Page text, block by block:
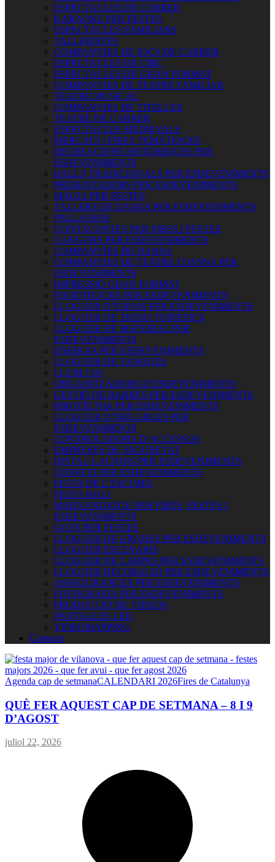
ESPECTACLES DE CARRER
KARAOKE PER FESTES
ESPECTACLES FAMILIARS
TALLERISTES
COMPANYIES DE JOCS DE CARRER
ESPECTACLES DE CIRC
ESPECTACLES DE GRAN FORMAT
COMPANYIES DE TEATRE FAMILIAR
TEATRE MUSICAL
COMPANYIES DE TITELLES
TEATRE DE CARRER
ESPECTACLES MEDIEVALS
MERCATS I FIRES TEMÀTIQUES
RECREACIONS HISTÒRIQUES PER
ESDEVENIMENTS
BALLS TRADICIONALS PER ESDEVENIMENTS
PRESENTADORS PER ESDEVENIMENTS
MÀGIA PER FESTES
TALLERS DE DANSA PER ESDEVENIMENTS
PALLASSOS
CONTACONTES PER FIRES I FESTES
CANGURS PER ESDEVENIMENTS
COMPANYIES DE DANSA
COMPANYIES DE TEATRE I DANSA PER
ESDEVENIMENTS
IMPRESSIÓ GRAN FORMAT
FOODTRUCKS PER ESDEVENIMENTS
LLOGUER D’ESPAIS PER ESDEVENIMENTS
LLOGUER DE TRENS TURÍSTICS
LLOGUER DE MATERIAL PER
ESDEVENIMENTS
ENERGIA PER ESDEVENIMENTS
LLOGUER DE TANQUES
LLUM I SO
ORGANITZADORS D’ESDEVENIMENTS
GESTIÓ DE BARRES PER ESDEVENIMENTS
PIROTÈCNIA PER ESDEVENIMENTS
LLOGUER D’INFLABLES PER
ESDEVENIMENTS
CONTROLADORS D’ACCESSOS
EMPRESES DE SEGURETAT
INSTAL·LACIONS PER ESDEVENIMENTS
CONFETI PER ESDEVENIMENTS
FESTA DE L’ESCUMA
FESTA HOLI
MARXANDATGE PER FIRES, FESTES I
ESDEVENIMENTS
GOTS PER FESTES
LLOGUER DE GRADES PER ESDEVENIMENTS
LLOGUER ESCENARIS
LLOGUER DE CARPES PER ESDEVENIMENTS
LLOGUER DECORACIÓ PER ESDEVENIMENTS
ASSEGURANCES PER ESDEVENIMENTS
FOTOGRAFIA PER ESDEVENIMENTS
PRODUCCIÓ DE VÍDEOS
PANTALLES LED
VIDEOMAPPING
Contacte
Agenda cap de setmanaCALENDARI 2026Fires de Catalunya
QUÈ FER AQUEST CAP DE SETMANA – 8 I 9
D’AGOST
juliol 22, 2026